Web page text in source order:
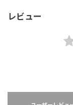
レビュー